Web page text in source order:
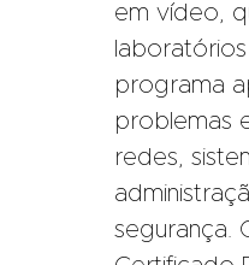
em vídeo,
programa
problemas
redes,
segurança.